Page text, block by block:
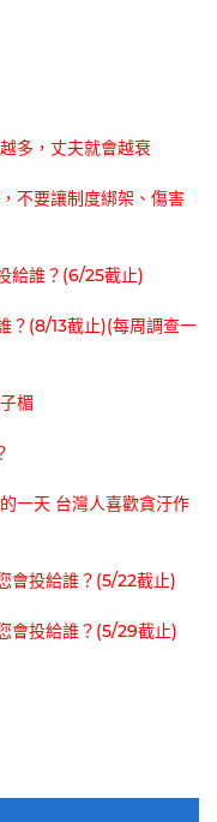
多，丈夫就會越衰
不要讓制度綁架、傷害
給誰？(6/25截止)
？(8/13截止)(每周調查一
楣
一天 台灣人喜歡貪汙作
會投給誰？(5/22截止)
會投給誰？(5/29截止)